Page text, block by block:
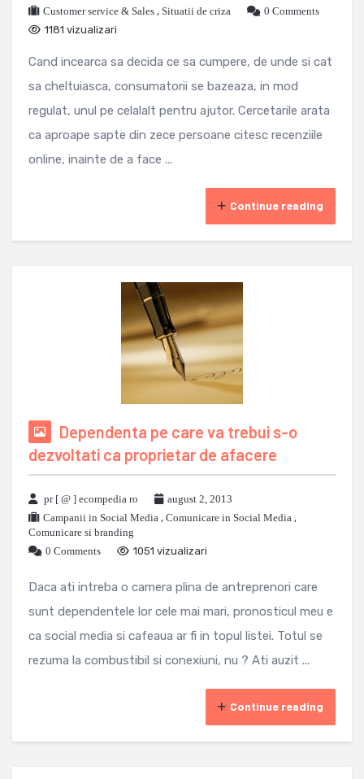
Customer service & Sales , Situatii de criza
0 Comments
1181 vizualizari
Cand incearca sa decida ce sa cumpere, de unde si cat
sa cheltuiasca, consumatorii se bazeaza, in mod
regulat, unul pe celalalt pentru ajutor. Cercetarile arata
ca aproape sapte din zece persoane citesc recenziile
online, inainte de a face ...
Continue reading
Dependenta pe care va trebui s-o
dezvoltati ca proprietar de afacere
pr [ @ ] ecompedia ro
august 2, 2013
Campanii in Social Media , Comunicare in Social Media ,
Comunicare si branding
0 Comments
1051 vizualizari
Daca ati intreba o camera plina de antreprenori care
sunt dependentele lor cele mai mari, pronosticul meu e
ca social media si cafeaua ar fi in topul listei. Totul se
rezuma la combustibil si conexiuni, nu ? Ati auzit ...
Continue reading